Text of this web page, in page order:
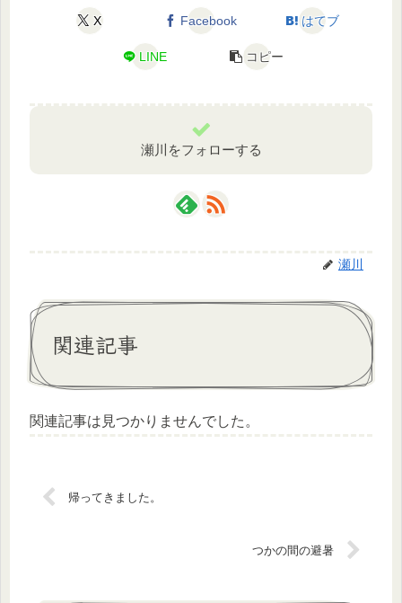
X Facebook はてブ
LINE コピー
瀬川をフォローする
瀬川
関連記事
関連記事は見つかりませんでした。
帰ってきました。
つかの間の避暑